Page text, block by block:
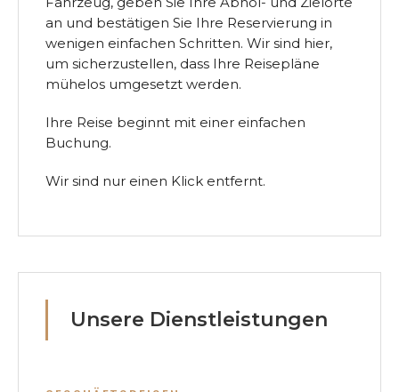
an und bestätigen Sie Ihre Reservierung in
wenigen einfachen Schritten. Wir sind hier,
um sicherzustellen, dass Ihre Reisepläne
mühelos umgesetzt werden.
Ihre Reise beginnt mit einer einfachen
Buchung.
Wir sind nur einen Klick entfernt.
Unsere Dienstleistungen